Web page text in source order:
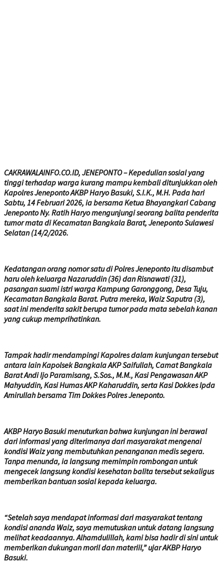
CAKRAWALAINFO.CO.ID, JENEPONTO – Kepedulian sosial yang
tinggi terhadap warga kurang mampu kembali ditunjukkan oleh
Kapolres Jeneponto AKBP Haryo Basuki, S.I.K., M.H. Pada hari
Sabtu, 14 Februari 2026, ia bersama Ketua Bhayangkari Cabang
Jeneponto Ny. Ratih Haryo mengunjungi seorang balita penderita
tumor mata di Kecamatan Bangkala Barat, Jeneponto Sulawesi
Selatan (14/2/2026.
Kedatangan orang nomor satu di Polres Jeneponto itu disambut
haru oleh keluarga Nazaruddin (36) dan Risnawati (31),
pasangan suami istri warga Kampung Garonggong, Desa Tuju,
Kecamatan Bangkala Barat. Putra mereka, Waiz Saputra (3),
saat ini menderita sakit berupa tumor pada mata sebelah kanan
yang cukup memprihatinkan.
Tampak hadir mendampingi Kapolres dalam kunjungan tersebut
antara lain Kapolsek Bangkala AKP Saifullah, Camat Bangkala
Barat Andi Ijo Paramisang, S.Sos., M.M., Kasi Pengawasan AKP
Mahyuddin, Kasi Humas AKP Kaharuddin, serta Kasi Dokkes Ipda
Amirullah bersama Tim Dokkes Polres Jeneponto.
AKBP Haryo Basuki menuturkan bahwa kunjungan ini berawal
dari informasi yang diterimanya dari masyarakat mengenai
kondisi Waiz yang membutuhkan penanganan medis segera.
Tanpa menunda, ia langsung memimpin rombongan untuk
mengecek langsung kondisi kesehatan balita tersebut sekaligus
memberikan bantuan sosial kepada keluarga.
“Setelah saya mendapat informasi dari masyarakat tentang
kondisi ananda Waiz, saya memutuskan untuk datang langsung
melihat keadaannya. Alhamdulillah, kami bisa hadir di sini untuk
memberikan dukungan moril dan materiil,” ujar AKBP Haryo
Basuki.